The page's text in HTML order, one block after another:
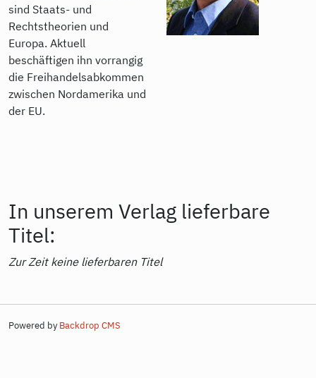
sind Staats- und
Rechtstheorien und
Europa. Aktuell
beschäftigen ihn vorrangig
die Freihandelsabkommen
zwischen Nordamerika und
der EU.
In unserem Verlag lieferbare
Titel:
Zur Zeit keine lieferbaren Titel
Powered by Backdrop CMS